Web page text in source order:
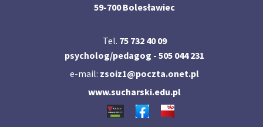
59-700 Bolesławiec
Tel. 75 732 40 09
psycholog/pedagog - 505 044 231
e-mail: zsoiz1@poczta.onet.pl
www.sucharski.edu.pl